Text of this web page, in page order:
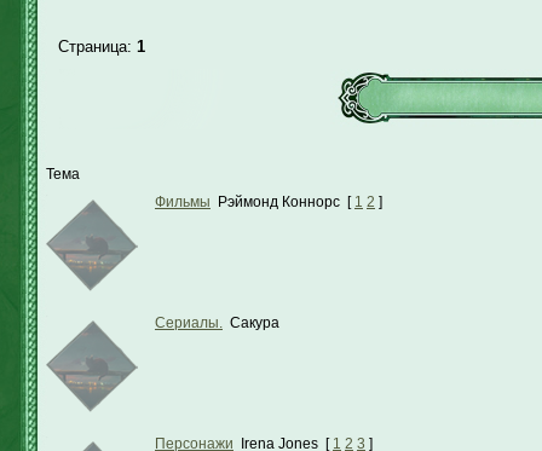
Страница: 1
Тема
Фильмы
Рэймонд Коннорс [ 1 2 ]
Сериалы. Сакура
Персонажи Irena Jones [ 1 2 3 ]